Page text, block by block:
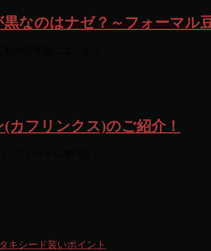
なのはナゼ？～フォーマル
カフリンクス)のご紹介！
キシード装いポイント